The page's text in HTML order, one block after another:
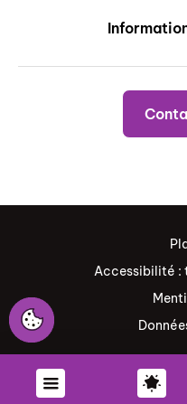
Accessibilité :